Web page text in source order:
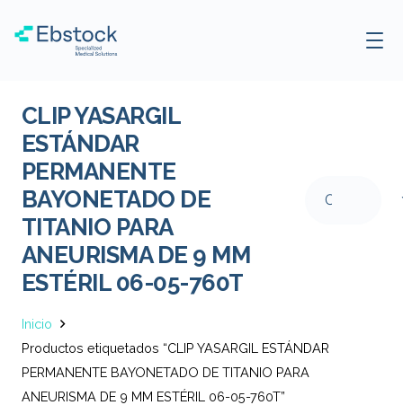
CLIP YASARGIL
ESTÁNDAR
PERMANENTE
BAYONETADO DE
TITANIO PARA
ANEURISMA DE 9 MM
ESTÉRIL 06-05-760T
Inicio
Productos etiquetados “CLIP YASARGIL ESTÁNDAR
PERMANENTE BAYONETADO DE TITANIO PARA
ANEURISMA DE 9 MM ESTÉRIL 06-05-760T”